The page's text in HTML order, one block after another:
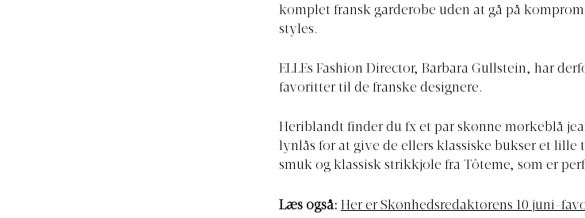
komplet fransk garderobe uden at gå på
styles.
ELLEs Fashion Director, Barbara Gullstein, har
favoritter til de franske designere.
Heriblandt finder du fx et par skønne mørkeblå
lynlås for at give de ellers klassiske bukser et lille
smuk og klassisk strikkjole fra Tôteme, som er
Læs også: Her er Skønhedsredaktørens 10 juni-